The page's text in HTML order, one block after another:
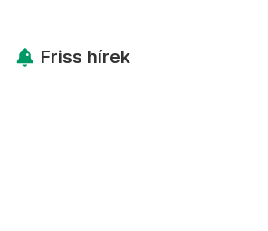
Friss hírek